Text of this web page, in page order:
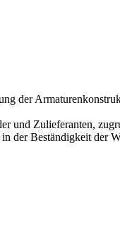
der
und Zulieferanten,
der Beständigkeit der